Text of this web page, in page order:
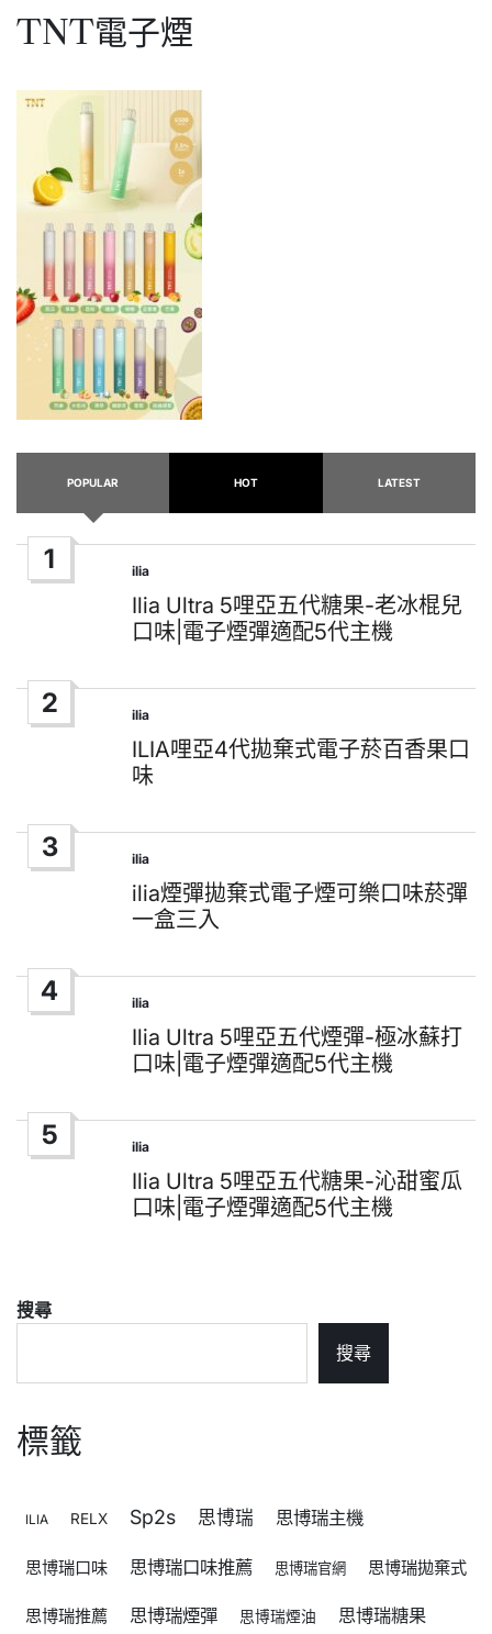
TNT電子煙
POPULAR HOT LATEST
1
Posted
in
ilia
Ilia Ultra 5哩亞五代糖果-老冰棍兒
口味|電子煙彈適配5代主機
2
Posted
in
ilia
ILIA哩亞4代拋棄式電子菸百香果口
味
3
Posted
in
ilia
ilia煙彈拋棄式電子煙可樂口味菸彈
一盒三入
4
Posted
in
ilia
Ilia Ultra 5哩亞五代煙彈-極冰蘇打
口味|電子煙彈適配5代主機
5
Posted
in
ilia
Ilia Ultra 5哩亞五代糖果-沁甜蜜瓜
口味|電子煙彈適配5代主機
搜尋
搜尋
標籤
ILIA RELX Sp2s 思博瑞 思博瑞主機
思博瑞口味 思博瑞口味推薦 思博瑞官網 思博瑞拋棄式
思博瑞推薦 思博瑞煙彈 思博瑞煙油 思博瑞糖果